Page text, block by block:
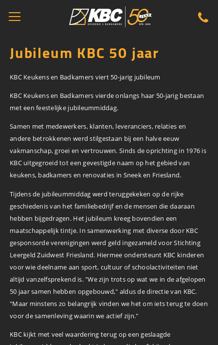
Jubileum KBC 50 jaar
KBC Keukens en Badkamers viert 50-jarig jubileum
KBC Keukens en Badkamers vierde onlangs haar 50-jarig bestaan
met een feestelijke jubileummiddag.
Samen met medewerkers, klanten, leveranciers, relaties en
andere betrokkenen werd stilgestaan bij een halve eeuw
vakmanschap, groei en vertrouwen. Sinds de oprichting in 1976 is
KBC uitgegroeid tot een gevestigde naam op het gebied van
keukens, badkamers en renovaties in Sneek en Friesland.
Tijdens de jubileummiddag werd teruggekeken op de rijke
geschiedenis van het familiebedrijf en de mensen die daaraan
hebben bijgedragen. Het jubileum kreeg bovendien een
maatschappelijk tintje. In samenwerking met diverse door KBC
gesponsorde verenigingen werd geld ingezameld voor Stichting
Leergeld Zuidwest Friesland. Hiermee ondersteunt KBC kinderen
voor wie deelname aan sport, cultuur of schoolactiviteiten niet
altijd vanzelfsprekend is. "We zijn trots op wat we in de afgelopen
50 jaar samen hebben opgebouwd," aldus de directie van KBC.
"Maar minstens zo belangrijk vinden we het om iets terug te doen
voor de samenleving waarin we actief zijn."
KBC kijkt met veel waardering terug op een geslaagde